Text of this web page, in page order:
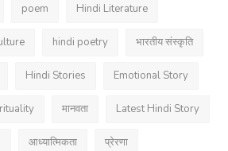
poem Hindi Literature
hindi poetry भारतीय संस्कृति
Hindi Stories Emotional Story
मानवता Latest Hindi Story
आध्यात्मिकता प्रेरणा